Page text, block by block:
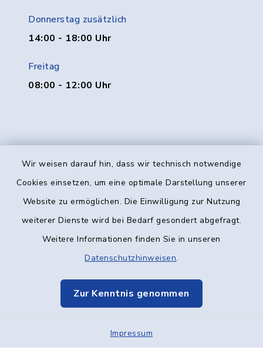
Wir weisen darauf hin, dass wir technisch notwendige
Cookies einsetzen, um eine optimale Darstellung unserer
Website zu ermöglichen. Die Einwilligung zur Nutzung
weiterer Dienste wird bei Bedarf gesondert abgefragt.
Weitere Informationen finden Sie in unseren
Datenschutzhinweisen.
Zur Kenntnis genommen
Impressum
Donnerstag zusätzlich
14:00 - 18:00 Uhr
Freitag
08:00 - 12:00 Uhr
Kontakt
Datenschutz
Elektronische Kommunikation
Sitemap